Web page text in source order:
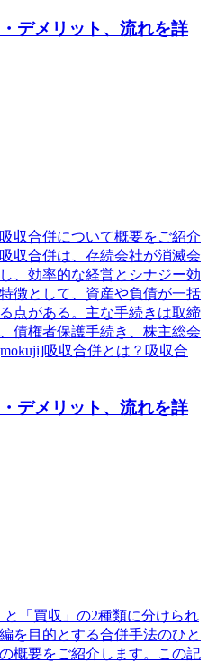
デメリット、流れを詳
収合併について概要をご紹介
収合併は、存続会社が消滅会
、効率的な経営とシナジー効
徴として、資産や負債が一括
点がある。主な手続きは取締
債権者保護手続き、株主総会
吸収合併とは？吸収合
デメリット、流れを詳
「買収」の2種類に分けられ
を目的とする合併手法のひと
概要をご紹介します。この記